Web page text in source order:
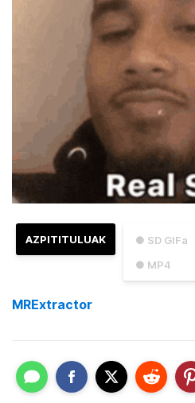
● SD GIFa
● MP4
AZPITITULUAK
MRExtractor